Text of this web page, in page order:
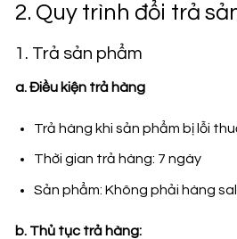
2. Quy trình đổi trả
1. Trả sản phẩm
a. Điều kiện trả hàng
Trả hàng khi sản phẩm bị lỗi
Thời gian trả hàng: 7 ngày
Sản phẩm: Không phải hàng
b. Thủ tục trả hàng: